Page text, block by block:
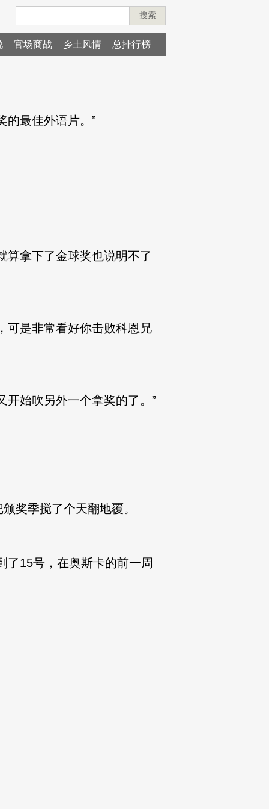
搜索
官场商战 乡土风情 总排行榜
最佳外语片。”
拿下了金球奖也说明不了
是非常看好你击败科恩兄
始吹另外一个拿奖的了。”
奖季搅了个天翻地覆。
15号，在奥斯卡的前一周